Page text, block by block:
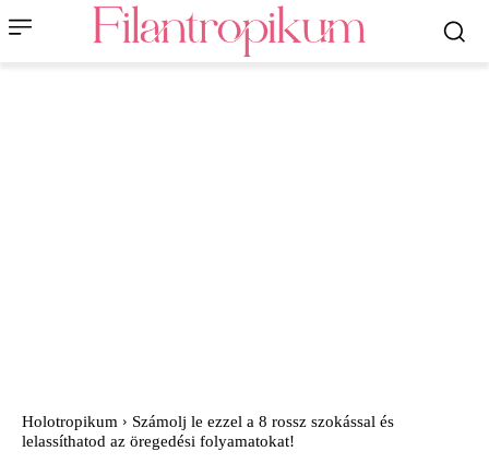
Holotropikum
Számolj le ezzel a 8 rossz szokással és
lelassíthatod az öregedési folyamatokat!